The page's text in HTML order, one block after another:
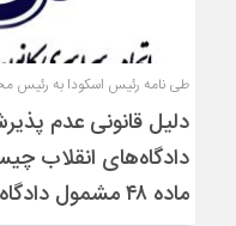
طی نامه رئیس اسکودا به رئیس
دلیل قانونی عدم
دادگاه‌های انقلاب
ماده ۴۸ مشمول دادگاه‌ها نمی‌شود